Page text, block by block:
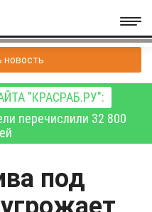
новость
"КРАСРАБ.РУ":
перечислили 32 800
под